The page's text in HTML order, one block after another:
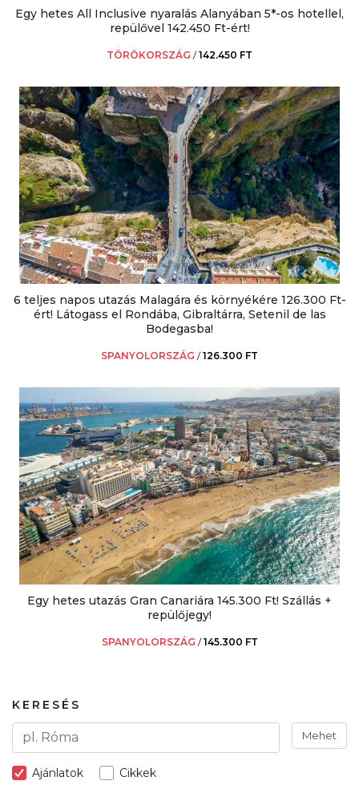
Egy hetes All Inclusive nyaralás Alanyában 5*-os hotellel,
repülővel 142.450 Ft-ért!
TÖRÖKORSZÁG /142.450 FT
6 teljes napos utazás Malagára és környékére 126.300 Ft-
ért! Látogass el Rondába, Gibraltárra, Setenil de las
Bodegasba!
SPANYOLORSZÁG /126.300 FT
Egy hetes utazás Gran Canariára 145.300 Ft! Szállás +
repülőjegy!
SPANYOLORSZÁG /145.300 FT
KERESÉS
Mehet
Ajánlatok Cikkek